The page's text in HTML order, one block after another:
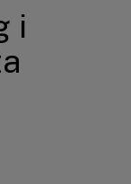
i